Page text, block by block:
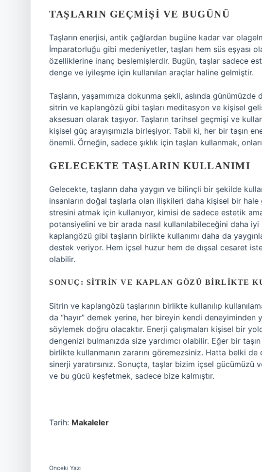
TAŞLARIN GEÇMIŞI VE BUGÜNÜ
Taşların enerjisi, antik çağlardan bugüne kadar var
İmparatorluğu gibi medeniyetler, taşları hem süs eşyası
özelliklerine inanç beslemişlerdir. Bugün, taşlar sadece
denge ve iyileşme için kullanılan araçlar haline gelmiştir.
Taşların, yaşamımıza dokunma şekli, aslında
sitrin ve kaplangözü gibi taşları meditasyon ve kişisel
aksesuarı olarak taşıyor. Taşların tarihsel geçmişi ve
kişisel güç arayışımızla birleşiyor. Tabii ki, her bir taşın
önemli. Örneğin, sadece şıklık için taşları kullanmak,
GELECEKTE TAŞLARIN KULLANIMI
Gelecekte, taşların daha yaygın ve bilinçli bir şekilde
insanların doğal taşlarla olan ilişkileri daha kişisel bir
stresini atmak için kullanıyor, kimisi de sadece estetik
potansiyelini ve bir arada nasıl kullanılabileceğini daha
kaplangözü gibi taşların birlikte kullanımı daha da
destek veriyor. Hem içsel huzur hem de dışsal cesaret
olabilir.
SONUÇ: SITRIN VE KAPLAN GÖZÜ BIRLIKTE
Sitrin ve kaplangözü taşlarının birlikte kullanılıp
da “hayır” demek yerine, her bireyin kendi
söylemek doğru olacaktır. Enerji çalışmaları kişisel bir
dengenizi bulmanızda size yardımcı olabilir. Eğer bir
birlikte kullanmanın zararını göremezsiniz. Hatta belki
sinerji yaratırsınız. Sonuçta, taşlar bizim içsel gücümüzü
ve bu gücü keşfetmek, sadece bize kalmıştır.
Tarih: Makaleler
Önceki Yazı